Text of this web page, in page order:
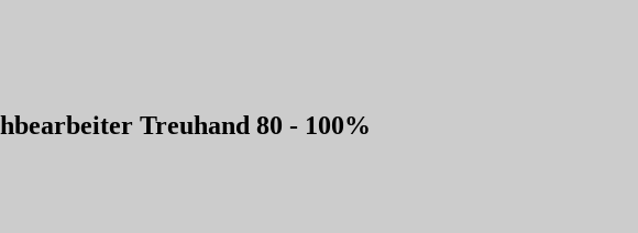
Treuhand 80 - 100%